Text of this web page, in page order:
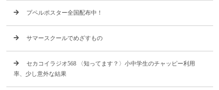
プペルポスター全国配布中！
サマースクールでめざすもの
セカコイラジオ568 〈知ってます？〉小中学生のチャッピー利用
率、少し意外な結果